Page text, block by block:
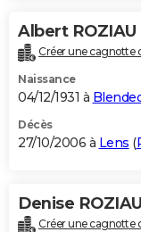
Albert ROZIAU
Créer une cagnotte
Naissance
04/12/1931 à
Décès
27/10/2006 à Lens (
Denise ROZIAU
Créer une cagnotte